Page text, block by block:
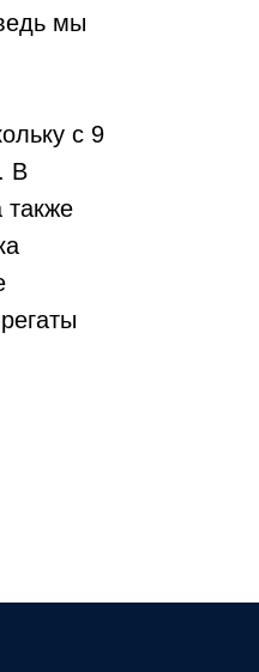
мы
с 9
В
также